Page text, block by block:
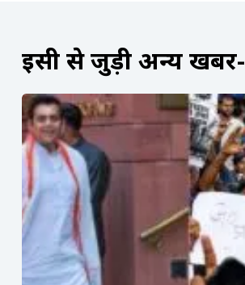
इसी से जुड़ी अन्य खबरें-